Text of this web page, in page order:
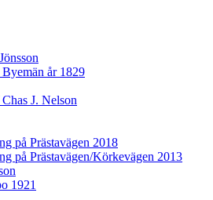
år 1829
J. Nelson
på Prästavägen 2018
på Prästavägen/Körkevägen 2013
1921